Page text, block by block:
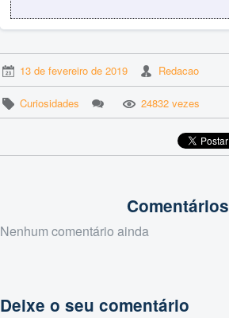
13 de fevereiro de 2019 Redacao
Curiosidades 24832 vezes
Comentários
Nenhum comentário ainda
Deixe o seu comentário